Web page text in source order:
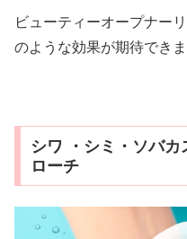
ビューティーオープナー
のような効果が期待できま
シワ ・シミ・ソバ
ローチ